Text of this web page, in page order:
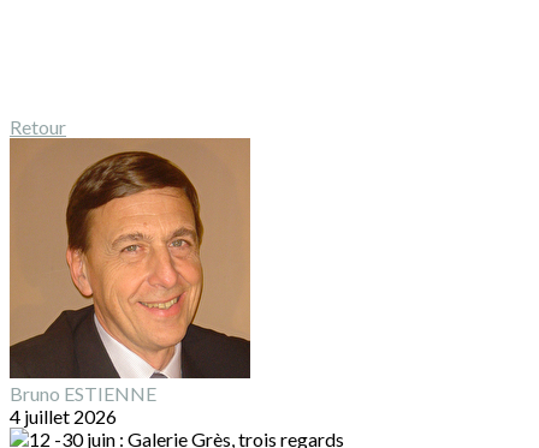
Retour
Bruno ESTIENNE
4 juillet 2026